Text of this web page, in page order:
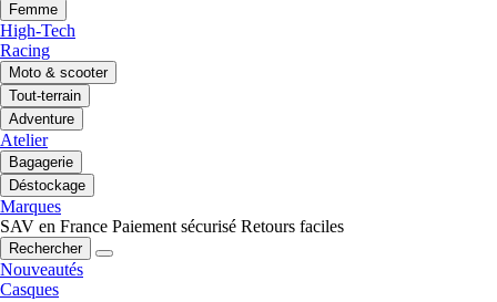
Femme
High-Tech
Racing
Moto & scooter
Tout-terrain
Adventure
Atelier
Bagagerie
Déstockage
Marques
SAV en France Paiement sécurisé Retours faciles
Rechercher
Nouveautés
Casques